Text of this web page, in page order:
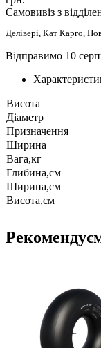
Самовивіз з
Делівері, Кат Карго,
Відправимо 10
Висота
Діаметр
Призначення
Ширина
Вага,кг
Глибина,см
Ширина,см
Висота,см